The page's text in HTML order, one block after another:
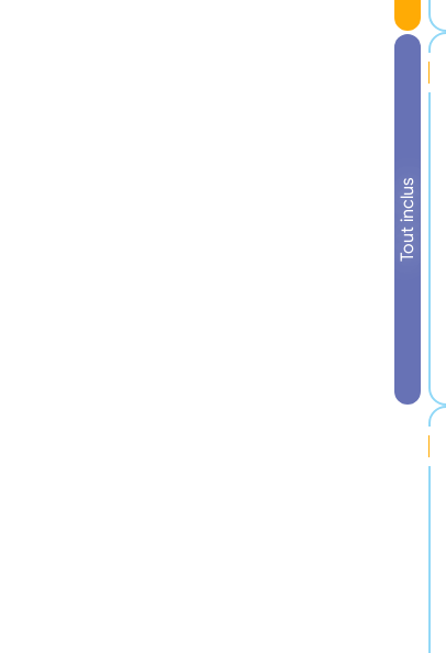
Tout inclus